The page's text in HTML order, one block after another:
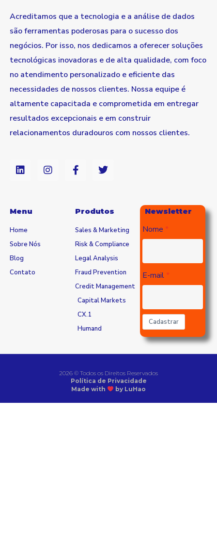
Acreditamos que a tecnologia e a análise de dados
são ferramentas poderosas para o sucesso dos
negócios. Por isso, nos dedicamos a oferecer soluções
tecnológicas inovadoras e de alta qualidade, com foco
no atendimento personalizado e eficiente das
necessidades de nossos clientes. Nossa equipe é
altamente capacitada e comprometida em entregar
resultados excepcionais e em construir
relacionamentos duradouros com nossos clientes.
Menu
Home
Sobre Nós
Blog
Contato
Produtos
Sales & Marketing
Risk & Compliance
Legal Analysis
Fraud Prevention
Credit Management
Capital Markets
CX.1
Humand
Newsletter
Nome
E-mail
Cadastrar
2026 © Todos os Direitos Reservados
Política de Privacidade
Made with
by LuHao